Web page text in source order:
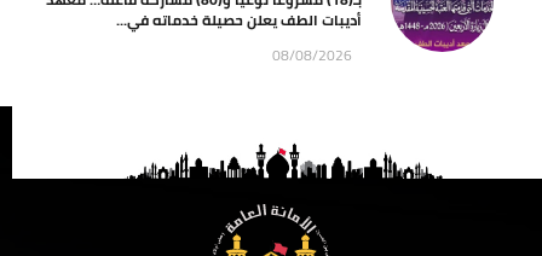
أديبات الطف يعلن حصيلة خدماته في...
08/08/2026